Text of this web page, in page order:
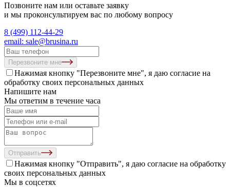
Позвоните нам или оставьте заявку
и мы проконсультируем вас по любому вопросу
8 (499) 112-44-29
email: sale@brusina.ru
Перезвоните мне
Нажимая кнопку "Перезвоните мне", я даю согласие на
обработку своих персональных данных
Напишите нам
Мы ответим в течение часа
Отправить
Нажимая кнопку "Отправить", я даю согласие на обработку
своих персональных данных
Мы в соцсетях